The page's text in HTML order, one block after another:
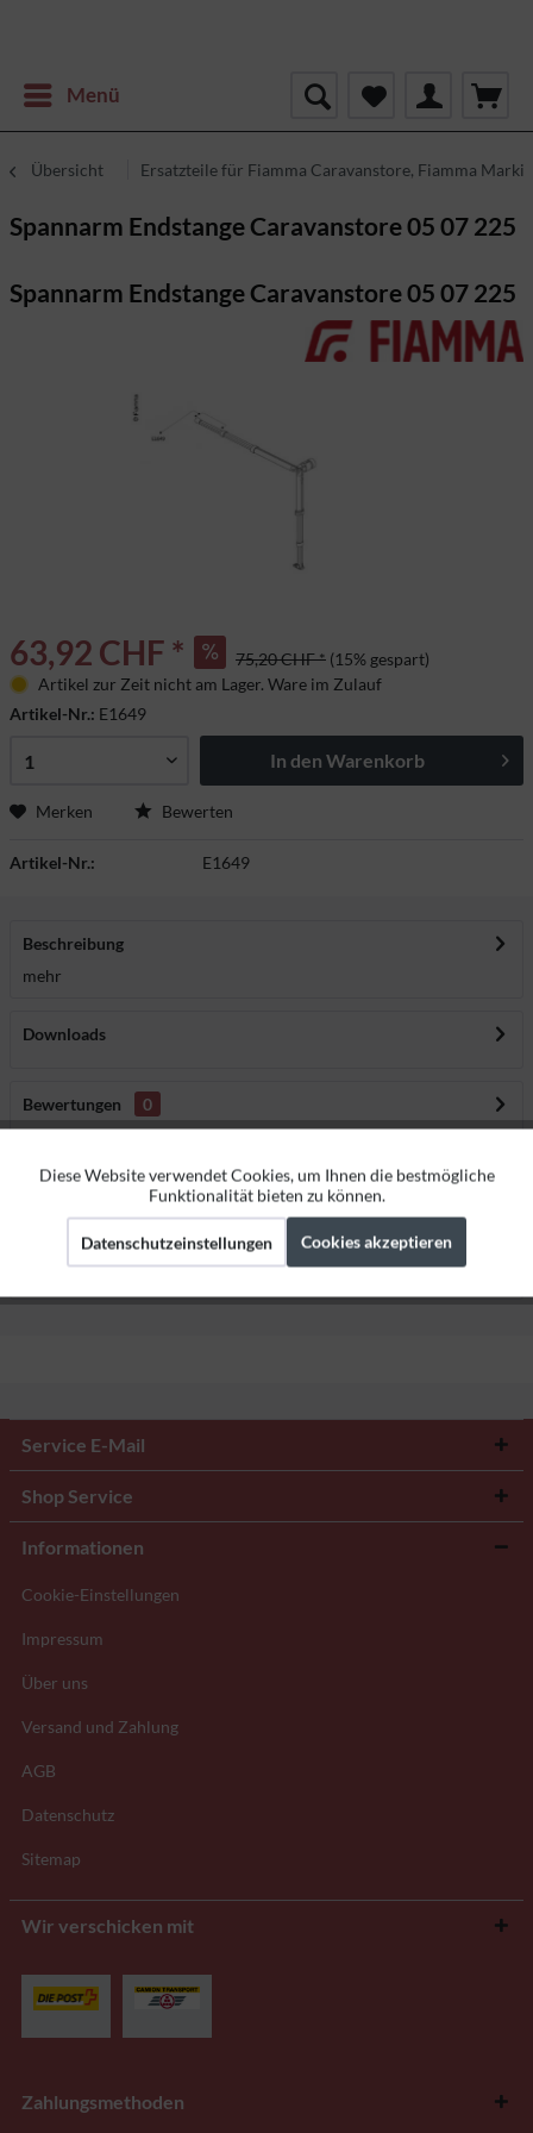
Menü
Übersicht Ersatzteile für Fiamma Caravanstore, Fiamma
Spannarm Endstange Caravanstore 05 07 225
Spannarm Endstange Caravanstore 05 07 225
63,92 CHF * 75,20 CHF * (15% gespart)
Artikel zur Zeit nicht am Lager. Ware im Zulauf
Artikel-Nr.: E1649
In den Warenkorb
Merken Bewerten
Artikel-Nr.: E1649
Beschreibung
mehr
Downloads
Bewertungen
0
Bewertungen lesen, schreiben und diskutieren...mehr
Herstellerangaben
Service E-Mail
Shop Service
Informationen
Cookie-Einstellungen
Impressum
Über uns
Versand und Zahlung
AGB
Datenschutz
Sitemap
Wir verschicken mit
Zahlungsmethoden
Funktionale Aktiv
Marketing Aktiv
Diese Website verwendet Cookies, um Ihnen die bestmögliche
Funktionalität bieten zu können.
Datenschutzeinstellungen Cookies akzeptieren